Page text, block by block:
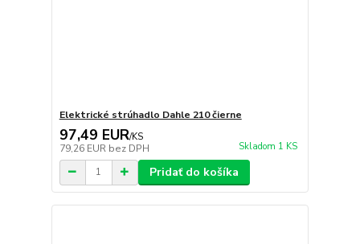
Elektrické strúhadlo Dahle 210 čierne
97,49 EUR/KS
79,26 EUR bez DPH Skladom 1 KS
Pridať do košíka